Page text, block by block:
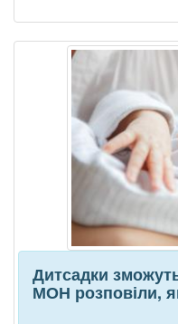
Дитсадки
МОН розповіли,